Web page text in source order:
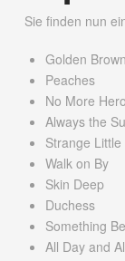
Sie finden nun
Golden Brown
Peaches
No More
Always the
Strange Little
Walk on By
Skin Deep
Duchess
Something
All Day and